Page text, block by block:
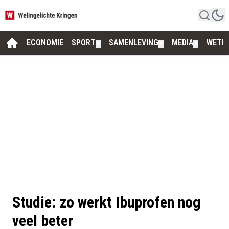
ECONOMIE SPORT SAMENLEVING MEDIA
Studie: zo werkt Ibuprofen nog
veel beter